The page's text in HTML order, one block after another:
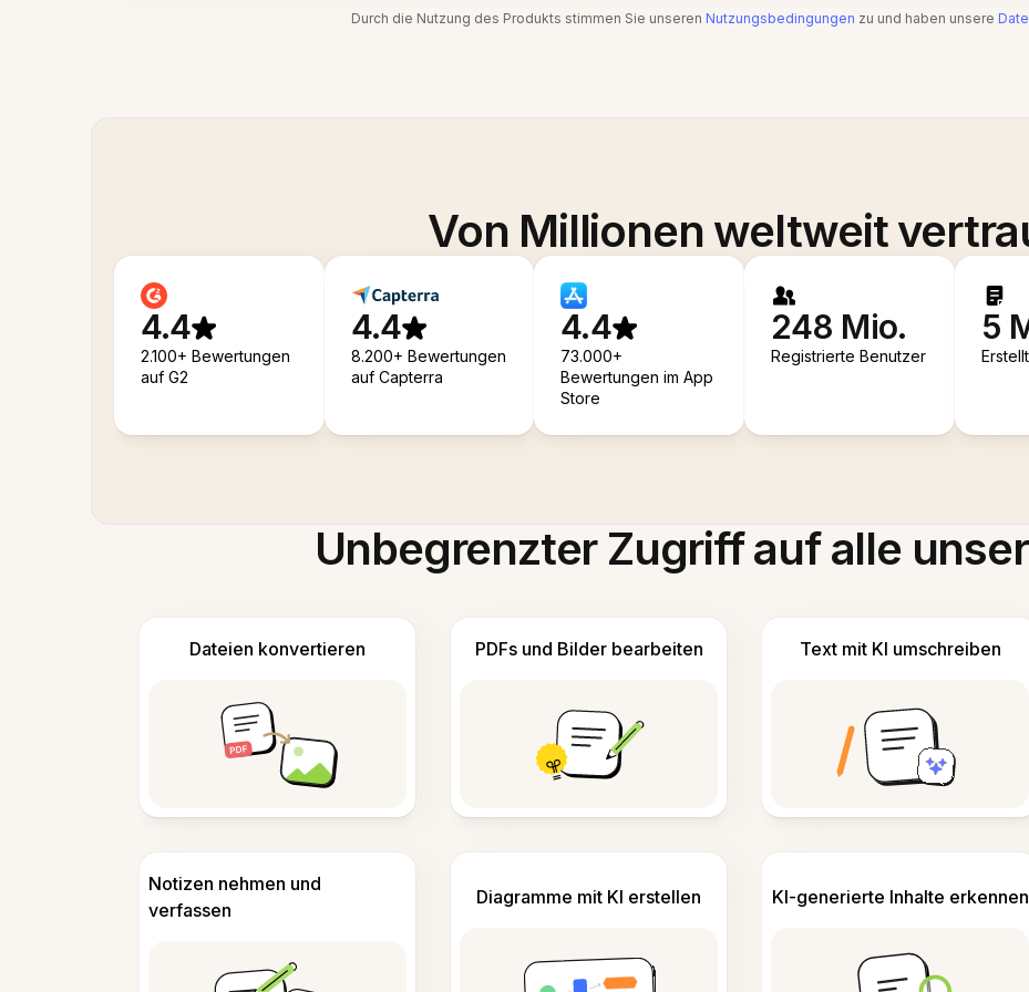
Durch die Nutzung des Produkts stimmen Sie unseren Nutzungsbedingungen zu und haben unsere
Von Millionen weltweit
4.4
2.100+ Bewertungen
auf G2
4.4
8.200+ Bewertungen
auf Capterra
4.4
73.000+
Bewertungen im App
Store
248 Mio.
Registrierte Benutzer
5
Unbegrenzter Zugriff auf alle
Dateien konvertieren PDFs und Bilder bearbeiten Text mit KI umschreiben
Notizen nehmen und
verfassen
Diagramme mit KI erstellen KI-generierte Inhalte erkennen